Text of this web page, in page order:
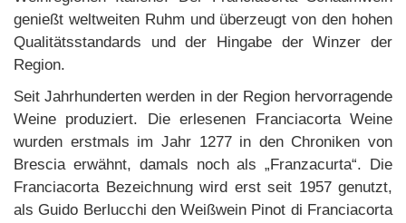
genießt weltweiten Ruhm und überzeugt von den hohen
Qualitätsstandards und der Hingabe der Winzer der
Region.
Seit Jahrhunderten werden in der Region hervorragende
Weine produziert. Die erlesenen Franciacorta Weine
wurden erstmals im Jahr 1277 in den Chroniken von
Brescia erwähnt, damals noch als „Franzacurta“. Die
Franciacorta Bezeichnung wird erst seit 1957 genutzt,
als Guido Berlucchi den Weißwein Pinot di Franciacorta